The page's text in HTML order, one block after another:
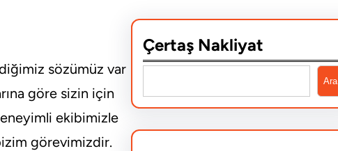
sözümüz var
göre sizin için
ekibimizle
görevimizdir.
Çertaş Nakliyat
e
a
Ara